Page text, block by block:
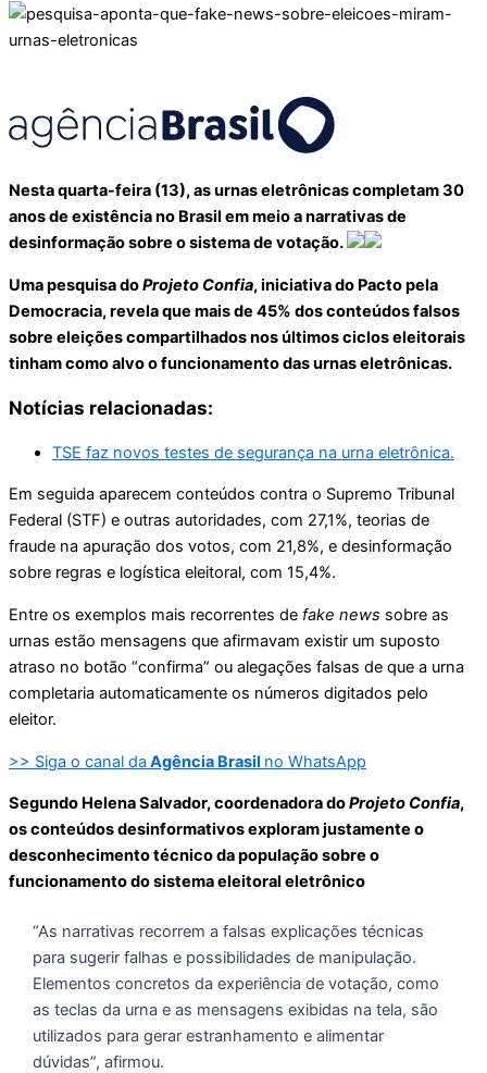
Nesta quarta-feira (13), as urnas eletrônicas completam 30
anos de existência no Brasil em meio a narrativas de
desinformação sobre o sistema de votação.
Uma pesquisa doProjeto Confia, iniciativa do Pacto pela
Democracia, revela que mais de 45% dos conteúdos falsos
sobre eleições compartilhados nos últimos ciclos eleitorais
tinham como alvo o funcionamento das urnas eletrônicas.
Notícias relacionadas:
TSE faz novos testes de segurança na urna eletrônica.
Em seguida aparecem conteúdos contra o Supremo Tribunal
Federal (STF) e outras autoridades, com 27,1%, teorias de
fraude na apuração dos votos, com 21,8%, e desinformação
sobre regras e logística eleitoral, com 15,4%.
Entre os exemplos mais recorrentes de fake news sobre as
urnas estão mensagens que afirmavam existir um suposto
atraso no botão “confirma” ou alegações falsas de que a urna
completaria automaticamente os números digitados pelo
eleitor.
>> Siga o canal da Agência Brasil no WhatsApp
Segundo Helena Salvador, coordenadora doProjeto Confia,
os conteúdos desinformativos exploram justamente o
desconhecimento técnico da população sobre o
funcionamento do sistema eleitoral eletrônico
“As narrativas recorrem a falsas explicações técnicas
para sugerir falhas e possibilidades de manipulação.
Elementos concretos da experiência de votação, como
as teclas da urna e as mensagens exibidas na tela, são
utilizados para gerar estranhamento e alimentar
dúvidas”, afirmou.